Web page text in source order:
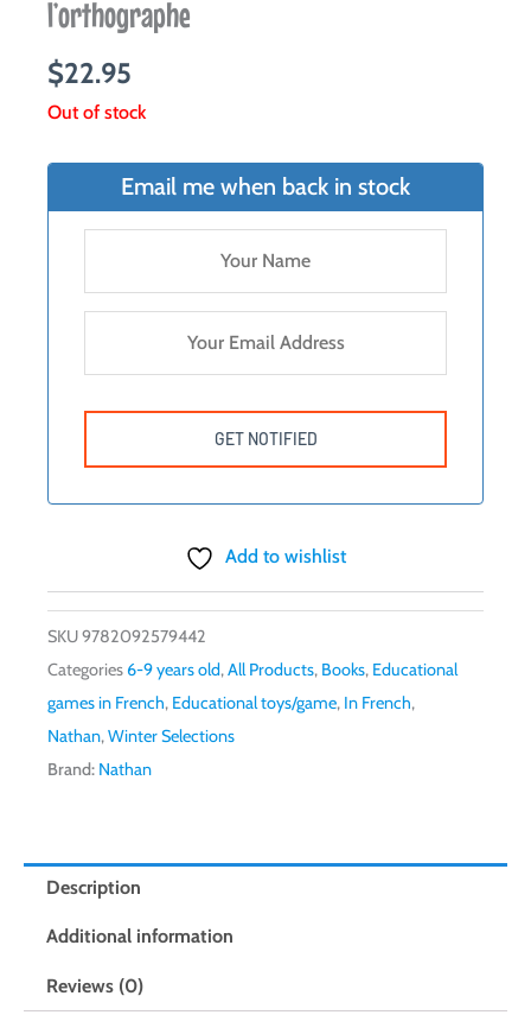
l’orthographe
$22.95
Out of stock
Email me when back in stock
Add to wishlist
SKU9782092579442
Categories 6-9 years old,All Products, Books, Educational
games in French, Educational toys/game, In French,
Nathan,Winter Selections
Brand: Nathan
Description
Additional information
Reviews (0)